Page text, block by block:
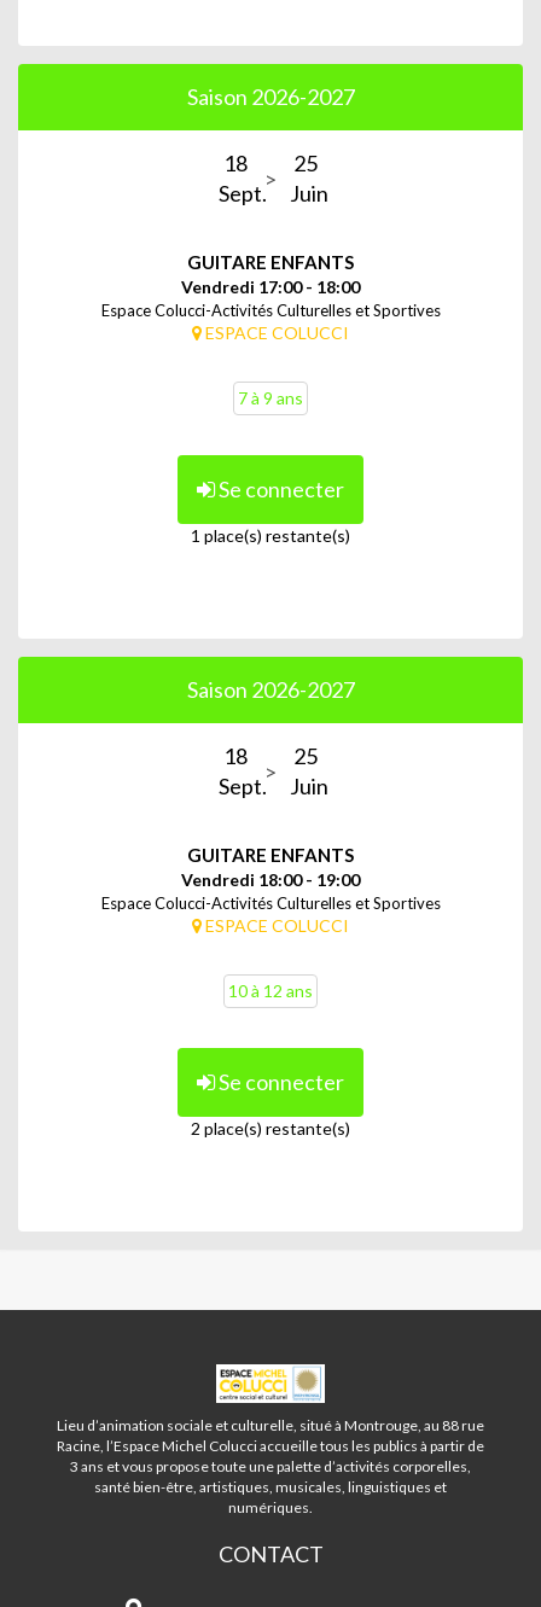
Saison 2026-2027
18
Sept.
25
Juin
GUITARE ENFANTS
Vendredi 17:00 - 18:00
Espace Colucci-Activités Culturelles et Sportives
ESPACE COLUCCI
7 à 9 ans
Se connecter
1 place(s) restante(s)
Saison 2026-2027
18
Sept.
25
Juin
GUITARE ENFANTS
Vendredi 18:00 - 19:00
Espace Colucci-Activités Culturelles et Sportives
ESPACE COLUCCI
10 à 12 ans
Se connecter
2 place(s) restante(s)
ESPACE
MICHEL
COLUCCI
-
MONTROUGE
Lieu d’animation sociale et culturelle, situé à Montrouge, au 88 rue
Racine, l’Espace Michel Colucci accueille tous les publics à partir de
3 ans et vous propose toute une palette d’activités corporelles,
santé bien-être, artistiques, musicales, linguistiques et
numériques.
CONTACT